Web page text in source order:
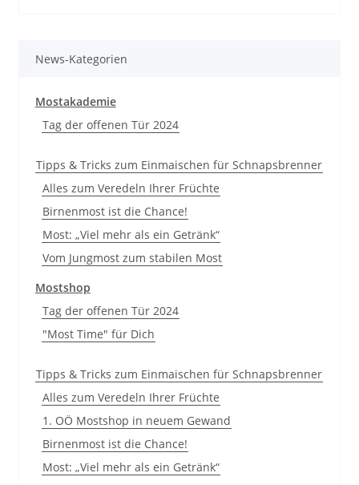
News-Kategorien
Mostakademie
Tag der offenen Tür 2024
Tipps & Tricks zum Einmaischen für Schnapsbrenner
Alles zum Veredeln Ihrer Früchte
Birnenmost ist die Chance!
Most: „Viel mehr als ein Getränk“
Vom Jungmost zum stabilen Most
Mostshop
Tag der offenen Tür 2024
"Most Time" für Dich
Tipps & Tricks zum Einmaischen für Schnapsbrenner
Alles zum Veredeln Ihrer Früchte
1. OÖ Mostshop in neuem Gewand
Birnenmost ist die Chance!
Most: „Viel mehr als ein Getränk“